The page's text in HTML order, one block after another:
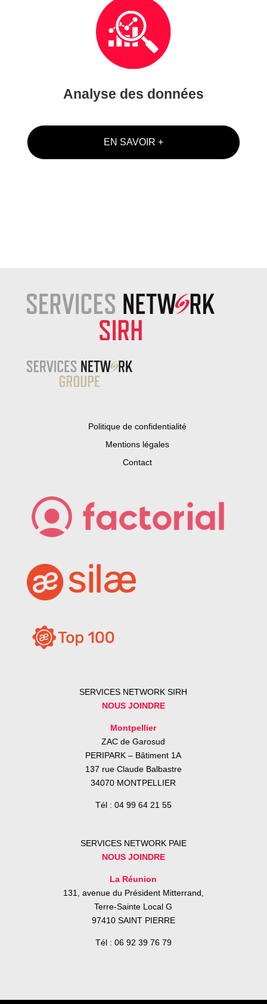
Analyse des données
EN SAVOIR +
Politique de confidentialité
Mentions légales
Contact
SERVICES NETWORK SIRH
NOUS JOINDRE
Montpellier
ZAC de Garosud
PERIPARK – Bâtiment 1A
137 rue Claude Balbastre
34070 MONTPELLIER
Tél : 04 99 64 21 55
SERVICES NETWORK PAIE
NOUS JOINDRE
La Réunion
131, avenue du Président Mitterrand,
Terre-Sainte Local G
97410 SAINT PIERRE
Tél : 06 92 39 76 79